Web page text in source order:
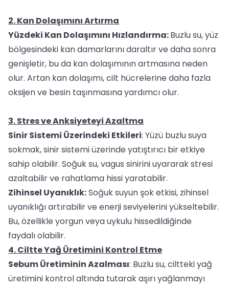
2. Kan Dolaşımını Artırma
Yüzdeki Kan Dolaşımını Hızlandırma:Buzlu su, yüz
bölgesindeki kan damarlarını daraltır ve daha sonra
genişletir, bu da kan dolaşımının artmasına neden
olur. Artan kan dolaşımı, cilt hücrelerine daha fazla
oksijen ve besin taşınmasına yardımcı olur.
3. Stres ve Anksiyeteyi Azaltma
Sinir Sistemi Üzerindeki Etkileri: Yüzü buzlu suya
sokmak, sinir sistemi üzerinde yatıştırıcı bir etkiye
sahip olabilir. Soğuk su, vagus sinirini uyararak stresi
azaltabilir ve rahatlama hissi yaratabilir.
Zihinsel Uyanıklık:Soğuk suyun şok etkisi, zihinsel
uyanıklığı artırabilir ve enerji seviyelerini yükseltebilir.
Bu, özellikle yorgun veya uykulu hissedildiğinde
faydalı olabilir.
4. Ciltte Yağ Üretimini Kontrol Etme
Sebum Üretiminin Azalması: Buzlu su, ciltteki yağ
üretimini kontrol altında tutarak aşırı yağlanmayı